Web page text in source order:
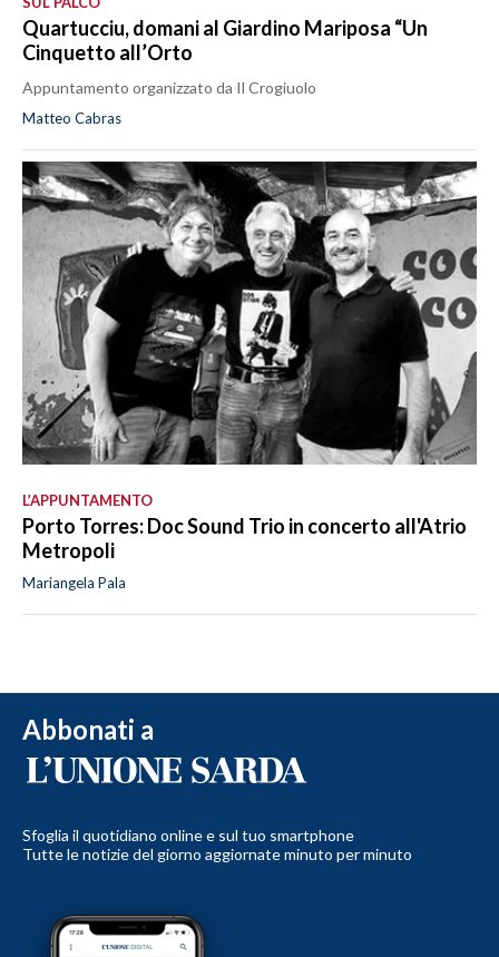
Quartucciu, domani al Giardino Mariposa “Un
Cinquetto all’Orto
Appuntamento organizzato da Il Crogiuolo
Matteo Cabras
L’APPUNTAMENTO
Porto Torres: Doc Sound Trio in concerto all'Atrio
Metropoli
Mariangela Pala
Abbonati a
Sfoglia il quotidiano online e sul tuo smartphone
Tutte le notizie del giorno aggiornate minuto per minuto